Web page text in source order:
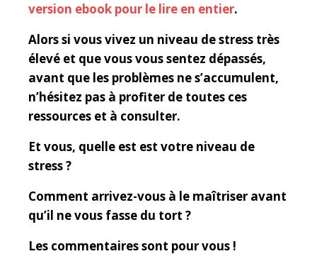
version ebook pour le lire en entier.
Alors si vous vivez un niveau de stress très
élevé et que vous vous sentez dépassés,
avant que les problèmes ne s’accumulent,
n’hésitez pas à profiter de toutes ces
ressources et à consulter.
Et vous, quelle est est votre niveau de
stress ?
Comment arrivez-vous à le maîtriser avant
qu’il ne vous fasse du tort ?
Les commentaires sont pour vous !